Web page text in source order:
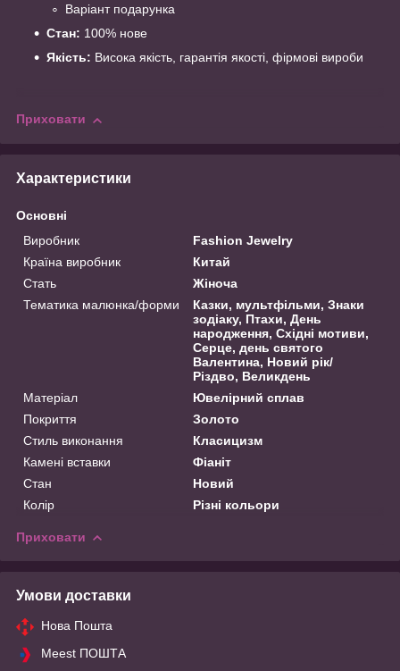
Варіант подарунка
Стан: 100% нове
Якість: Висока якість, гарантія якості, фірмові вироби
Приховати
Характеристики
Основні
Виробник
Fashion Jewelry
Країна виробник
Китай
Стать
Жіноча
Тематика малюнка/форми
Казки, мультфільми, Знаки
зодіаку, Птахи, День
народження, Східні мотиви,
Серце, день святого
Валентина, Новий рік/
Різдво, Великдень
Матеріал
Ювелірний сплав
Покриття
Золото
Стиль виконання
Класицизм
Камені вставки
Фіаніт
Стан
Новий
Колір
Різні кольори
Приховати
Умови доставки
Нова Пошта
Meest ПОШТА